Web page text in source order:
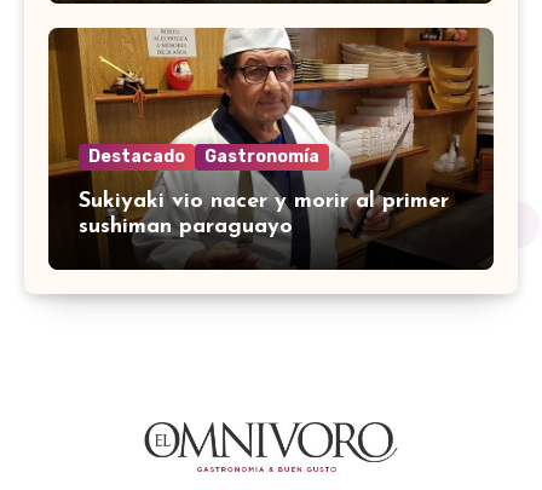
Destacado Gastronomía
Sukiyaki vio nacer y morir al primer
sushiman paraguayo